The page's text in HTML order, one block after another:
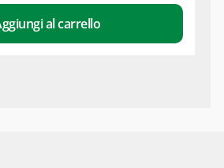
al carrello